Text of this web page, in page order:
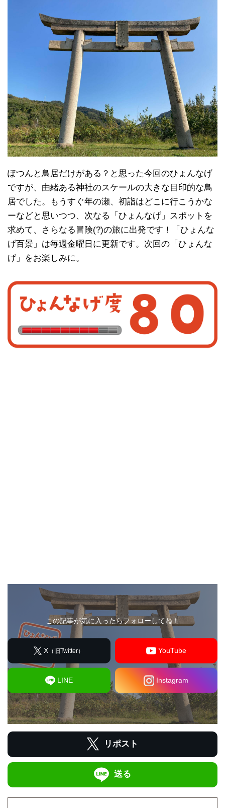
ぽつんと鳥居だけがある？と思った今回のひょんなげ
ですが、由緒ある神社のスケールの大きな目印的な鳥
居でした。もうすぐ年の瀬、初詣はどこに行こうかな
ーなどと思いつつ、次なる「ひょんなげ」スポットを
求めて、さらなる冒険(?)の旅に出発です！「ひょんな
げ百景」は毎週金曜日に更新です。次回の「ひょんな
げ」をお楽しみに。
この記事が気に入ったらフォローしてね！
X （旧Twitter） YouTube
LINE Instagram
リポスト
送る